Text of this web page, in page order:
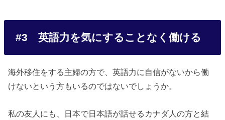
#3 英語力を気にすることなく働ける
海外移住をする主婦の方で、英語力に自信がないから働
けないという方もいるのではないでしょうか。
私の友人にも、日本で日本語が話せるカナダ人の方と結